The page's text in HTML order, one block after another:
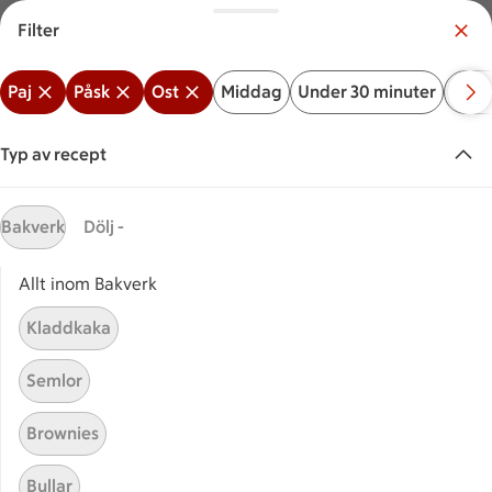
Meny Logga in
Vilken är din butik? Välj butik
Start
Sök ingrediens eller recept
Inga förslag
Paj
ReceptVisar 29 stycken
(29)
Sparrispaj
Filter
Paj Påsk Ost Middag Under 30 minuter
Typ av recept
Bakverk Dölj -
Allt inom Bakverk
Kladdkaka
Semlor
Brownies
Bullar